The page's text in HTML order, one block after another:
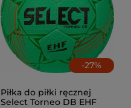
-27%
Piłka do piłki ręcznej
Select Torneo DB EHF